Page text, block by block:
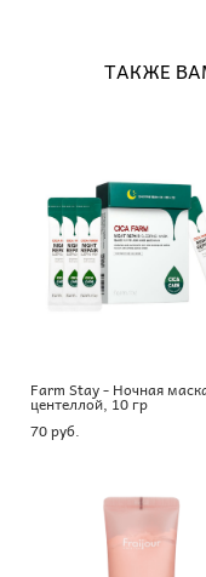
ТАКЖЕ
Farm Stay - Ночная
центеллой, 10 гр
70 pуб.